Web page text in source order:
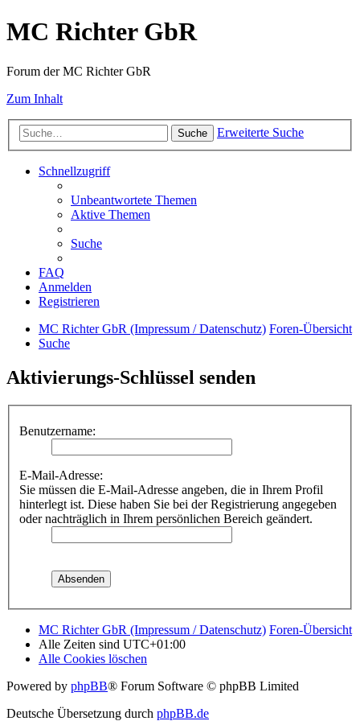
MC Richter GbR
Forum der MC Richter GbR
Zum Inhalt
Suche Erweiterte Suche
Schnellzugriff
Unbeantwortete Themen
Aktive Themen
Suche
FAQ
Anmelden
Registrieren
MC Richter GbR (Impressum / Datenschutz) Foren-Übersicht
Suche
Aktivierungs-Schlüssel senden
Benutzername:
E-Mail-Adresse:
Sie müssen die E-Mail-Adresse angeben, die in Ihrem Profil
hinterlegt ist. Diese haben Sie bei der Registrierung angegeben
oder nachträglich in Ihrem persönlichen Bereich geändert.
MC Richter GbR (Impressum / Datenschutz) Foren-Übersicht
Alle Zeiten sind UTC+01:00
Alle Cookies löschen
Powered by phpBB® Forum Software © phpBB Limited
Deutsche Übersetzung durch phpBB.de